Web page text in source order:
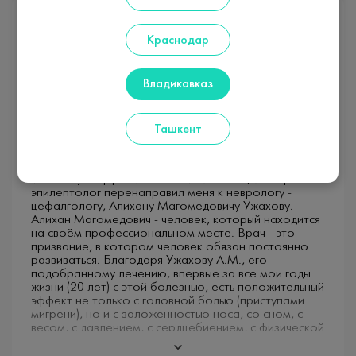
К
Ксения
Много лет меня беспокоили головные боли
эпилептолог перенаправил меня к неврологу -
цефалгологу, Алихану Магомедовичу Ужахову.
Алихан Магомедович - человек, который находится
на своём профессиональном месте. Врач - это
призвание, в котором человек обязан постоянно
развиваться. Благодаря Ужахову А.М., его
подобранному лечению,​ впервые за все мои годы
жизни (20 лет) с этой болезнью, есть положительный
эффект не только с головной болью (приступами
мигрени), но и с заложенностью носа, со сном, с
весом, с давлением, с сердцебиением, с физической
Краснодар
Владикавказ
Ташкент